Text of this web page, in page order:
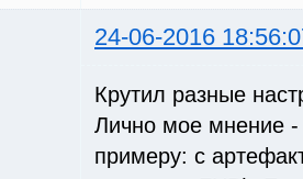
24-06-2016
Крутил разные
Лично мое мнение
примеру: с